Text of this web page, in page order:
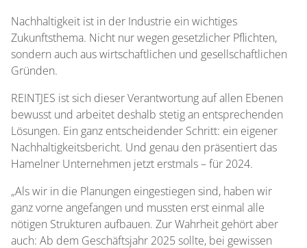
Nachhaltigkeit ist in der Industrie ein wichtiges
Zukunftsthema. Nicht nur wegen gesetzlicher Pflichten,
sondern auch aus wirtschaftlichen und gesellschaftlichen
Gründen.
REINTJES ist sich dieser Verantwortung auf allen Ebenen
bewusst und arbeitet deshalb stetig an entsprechenden
Lösungen. Ein ganz entscheidender Schritt: ein eigener
Nachhaltigkeitsbericht. Und genau den präsentiert das
Hamelner Unternehmen jetzt erstmals – für 2024.
„Als wir in die Planungen eingestiegen sind, haben wir
ganz vorne angefangen und mussten erst einmal alle
nötigen Strukturen aufbauen. Zur Wahrheit gehört aber
auch: Ab dem Geschäftsjahr 2025 sollte, bei gewissen